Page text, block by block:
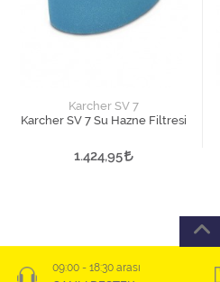
Karcher SV 7
Karcher SV 7 Su Hazne Filtresi
1.424,95
09:00 - 18:30 arası